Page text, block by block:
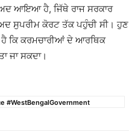
ਆਇਆ ਹੈ, ਜਿੱਥੇ ਰਾਜ ਸਰਕਾਰ
ਸੁਪਰੀਮ ਕੋਰਟ ਤੱਕ ਪਹੁੰਚੀ ਸੀ। ਹੁਣ
ਕਿ ਕਰਮਚਾਰੀਆਂ ਦੇ ਆਰਥਿਕ
ਜਾ ਸਕਦਾ।
#WestBengalGovernment